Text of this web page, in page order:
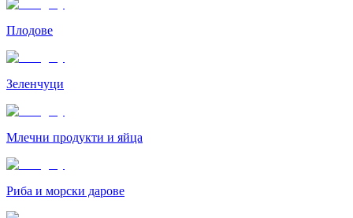
Плодове
Зеленчуци
Млечни продукти и яйца
Риба и морски дарове